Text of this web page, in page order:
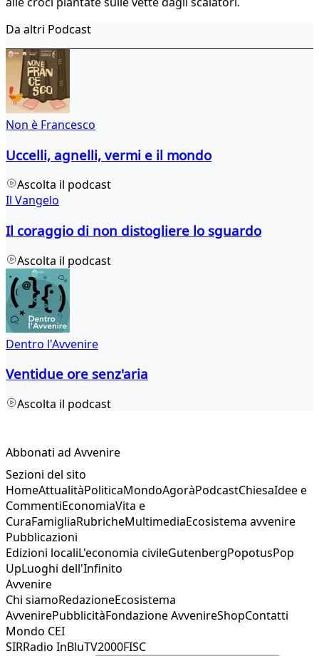
Da altri Podcast
Non è Francesco
Uccelli, agnelli, vermi e il mondo
Ascolta il podcast
Il Vangelo
Il coraggio di non distogliere lo sguardo
Ascolta il podcast
Dentro l'Avvenire
Ventidue ore senz'aria
Ascolta il podcast
Abbonati ad Avvenire
Sezioni del sito
HomeAttualitàPoliticaMondoAgoràPodcastChiesaIdee e
CommentiEconomiaVita e
CuraFamigliaRubricheMultimediaEcosistema avvenire
Pubblicazioni
Edizioni localiL'economia civileGutenbergPopotusPop
UpLuoghi dell'Infinito
Avvenire
Chi siamoRedazioneEcosistema
AvvenirePubblicitàFondazione AvvenireShopContatti
Mondo CEI
SIRRadio InBluTV2000FISC